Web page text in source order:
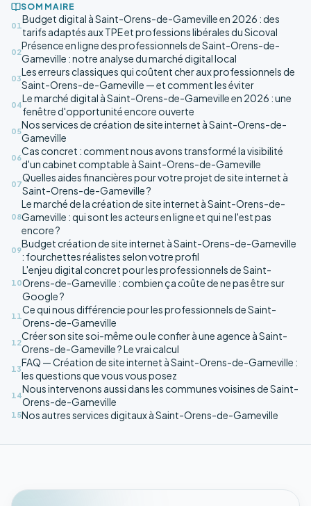
SOMMAIRE
01
Budget digital à Saint-Orens-de-Gameville en 2026 : des
tarifs adaptés aux TPE et professions libérales du Sicoval
02
Présence en ligne des professionnels de Saint-Orens-de-
Gameville : notre analyse du marché digital local
03
Les erreurs classiques qui coûtent cher aux professionnels de
Saint-Orens-de-Gameville — et comment les éviter
04
Le marché digital à Saint-Orens-de-Gameville en 2026 : une
fenêtre d'opportunité encore ouverte
05
Nos services de création de site internet à Saint-Orens-de-
Gameville
06
Cas concret : comment nous avons transformé la visibilité
d'un cabinet comptable à Saint-Orens-de-Gameville
07
Quelles aides financières pour votre projet de site internet à
Saint-Orens-de-Gameville ?
08
Le marché de la création de site internet à Saint-Orens-de-
Gameville : qui sont les acteurs en ligne et qui ne l'est pas
encore ?
09
Budget création de site internet à Saint-Orens-de-Gameville
: fourchettes réalistes selon votre profil
10
L'enjeu digital concret pour les professionnels de Saint-
Orens-de-Gameville : combien ça coûte de ne pas être sur
Google ?
11
Ce qui nous différencie pour les professionnels de Saint-
Orens-de-Gameville
12
Créer son site soi-même ou le confier à une agence à Saint-
Orens-de-Gameville ? Le vrai calcul
13
FAQ — Création de site internet à Saint-Orens-de-Gameville :
les questions que vous vous posez
14
Nous intervenons aussi dans les communes voisines de Saint-
Orens-de-Gameville
15Nos autres services digitaux à Saint-Orens-de-Gameville